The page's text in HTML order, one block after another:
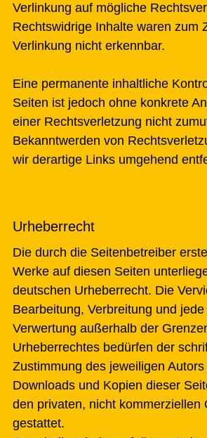
Verlinkung auf mögliche
Rechtswidrige Inhalte waren zum
Verlinkung nicht erkennbar.
Eine permanente inhaltliche
Seiten ist jedoch ohne konkrete
einer Rechtsverletzung nicht
Bekanntwerden von
wir derartige Links umgehend
Urheberrecht
Die durch die Seitenbetreiber
Werke auf diesen Seiten
deutschen Urheberrecht. Die
Bearbeitung, Verbreitung und
Verwertung außerhalb der
Urheberrechtes bedürfen der
Zustimmung des jeweiligen
Downloads und Kopien dieser
den privaten, nicht kommerziellen
gestattet.